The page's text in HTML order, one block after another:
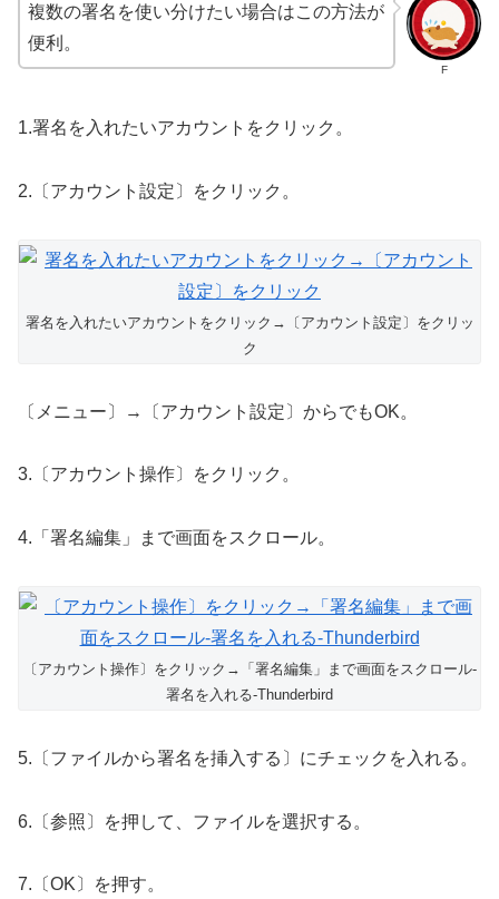
F
複数の署名を使い分けたい場合はこの方法が
便利。
1.署名を入れたいアカウントをクリック。
2.〔アカウント設定〕をクリック。
署名を入れたいアカウントをクリック→〔アカウント設定〕をクリッ
ク
〔メニュー〕→〔アカウント設定〕からでもOK。
3.〔アカウント操作〕をクリック。
4.「署名編集」まで画面をスクロール。
〔アカウント操作〕をクリック→「署名編集」まで画面をスクロール-
署名を入れる-Thunderbird
5.〔ファイルから署名を挿入する〕にチェックを入れる。
6.〔参照〕を押して、ファイルを選択する。
7.〔OK〕を押す。